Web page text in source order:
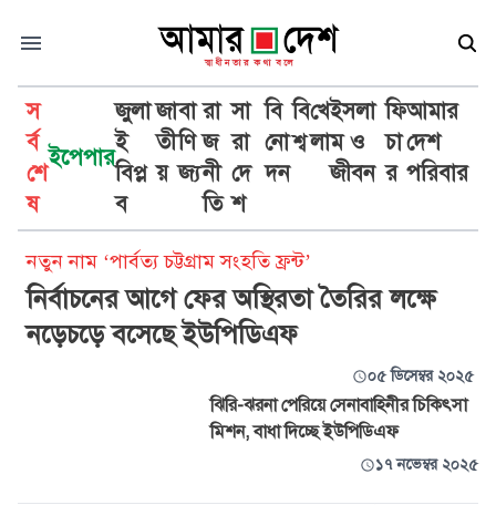
স
র্ব
শে
ষ
ইপেপার
জুলা
ই
বিপ্ল
ব
জা
তী
য়
বা
ণি
জ্য
রা
জ
নী
তি
সা
রা
দে
শ
বি
নো
দন
বি
শ্ব
খে
লা
ইসলা
ম ও
জীবন
ফি
চা
র
আমার
দেশ
পরিবার
ইউপিডিএফ
নতুন নাম ‘পার্বত্য চট্টগ্রাম সংহতি ফ্রন্ট’
নির্বাচনের আগে ফের অস্থিরতা তৈরির লক্ষে
নড়েচড়ে বসেছে ইউপিডিএফ
০৫ ডিসেম্বর ২০২৫
ঝিরি-ঝরনা পেরিয়ে সেনাবাহিনীর চিকিৎসা
মিশন, বাধা দিচ্ছে ইউপিডিএফ
১৭ নভেম্বর ২০২৫